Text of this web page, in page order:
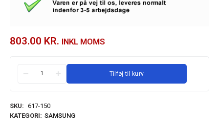
803.00 KR. INKL MOMS
Tilføj til kurv
SKU: 617-150
KATEGORI: SAMSUNG